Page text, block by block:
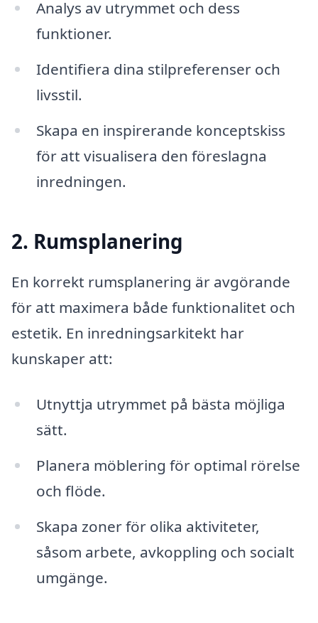
Analys av utrymmet och dess
funktioner.
Identifiera dina stilpreferenser och
livsstil.
Skapa en inspirerande konceptskiss
för att visualisera den föreslagna
inredningen.
2. Rumsplanering
En korrekt rumsplanering är avgörande
för att maximera både funktionalitet och
estetik. En inredningsarkitekt har
kunskaper att:
Utnyttja utrymmet på bästa möjliga
sätt.
Planera möblering för optimal rörelse
och flöde.
Skapa zoner för olika aktiviteter,
såsom arbete, avkoppling och socialt
umgänge.